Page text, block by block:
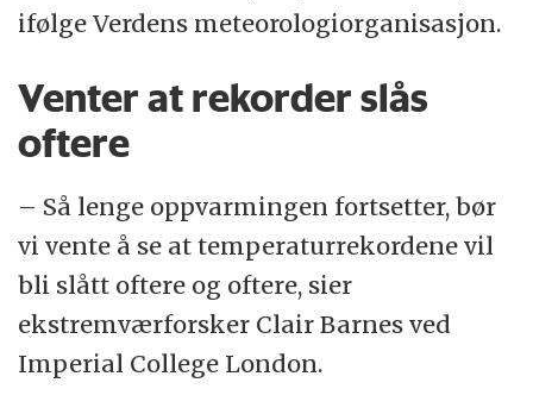
ifølge Verdens meteorologiorganisasjon.
Venter at rekorder slås
oftere
– Så lenge oppvarmingen fortsetter, bør
vi vente å se at temperaturrekordene vil
bli slått oftere og oftere, sier
ekstremværforsker Clair Barnes ved
Imperial College London.